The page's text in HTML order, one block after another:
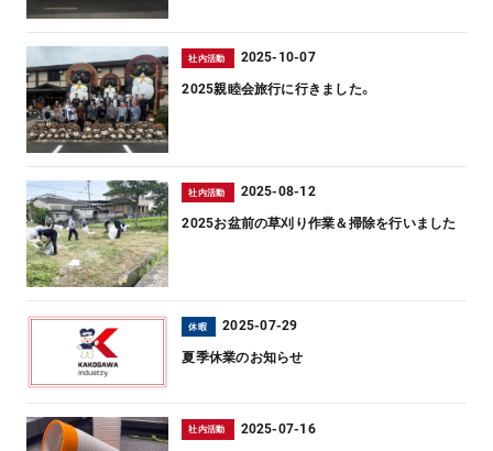
社内活動 2025-10-07
2025親睦会旅行に行きました。
社内活動 2025-08-12
2025お盆前の草刈り作業＆掃除を行いました
休暇 2025-07-29
夏季休業のお知らせ
社内活動 2025-07-16